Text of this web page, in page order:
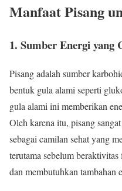
Manfaat Pisang
1. Sumber Energi yang
Pisang adalah sumber
bentuk gula alami seperti
gula alami ini memberikan
Oleh karena itu, pisang
sebagai camilan sehat yang
terutama sebelum
dan membutuhkan tambahan